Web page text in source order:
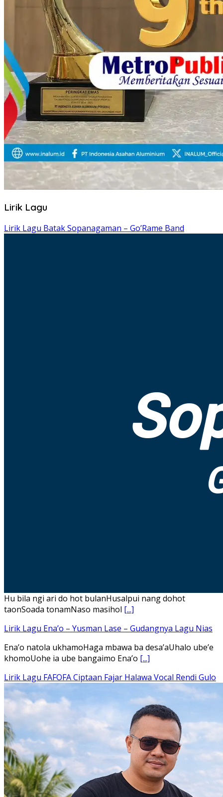
Lirik Lagu
Lirik Lagu Batak Sopanagaman – Go’Rame Band
Hu bila ngi ari do hot bulanHusalpui nang dohot
taonSoada tonamNaso masihol [...]
Lirik Lagu Ena’o – Yusman Lase – Gudangnya Lagu Nias